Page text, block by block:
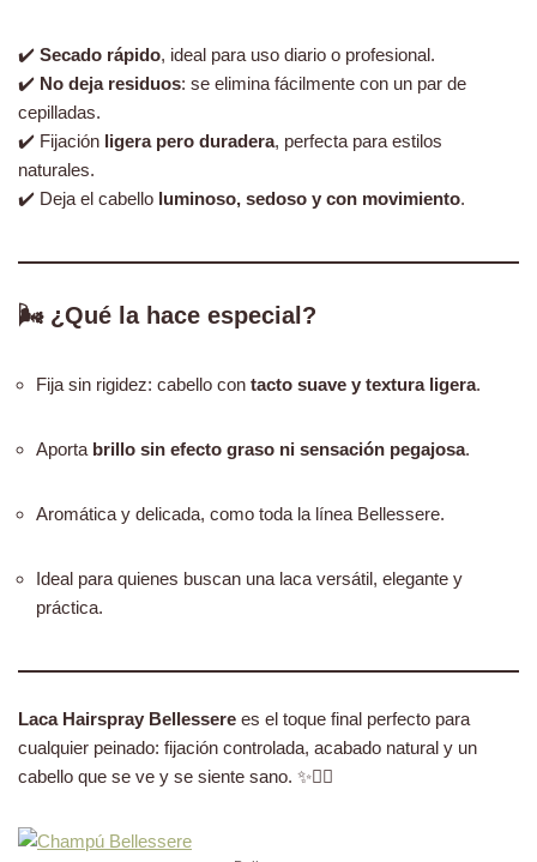
✔️ Secado rápido, ideal para uso diario o profesional.
✔️ No deja residuos: se elimina fácilmente con un par de
cepilladas.
✔️ Fijación ligera pero duradera, perfecta para estilos
naturales.
✔️ Deja el cabello luminoso, sedoso y con movimiento.
🌬️ ¿Qué la hace especial?
Fija sin rigidez: cabello con tacto suave y textura ligera.
Aporta brillo sin efecto graso ni sensación pegajosa.
Aromática y delicada, como toda la línea Bellessere.
Ideal para quienes buscan una laca versátil, elegante y
práctica.
Laca Hairspray Bellessere es el toque final perfecto para
cualquier peinado: fijación controlada, acabado natural y un
cabello que se ve y se siente sano. ✨💇‍♀️